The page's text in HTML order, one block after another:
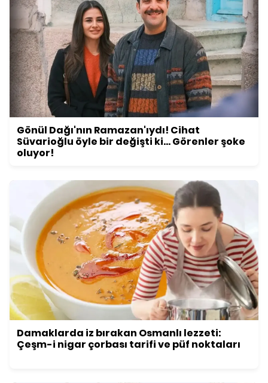
Gönül Dağı'nın Ramazan'ıydı! Cihat
Süvarioğlu öyle bir değişti ki... Görenler şoke
oluyor!
Damaklarda iz bırakan Osmanlı lezzeti:
Çeşm-i nigar çorbası tarifi ve püf noktaları